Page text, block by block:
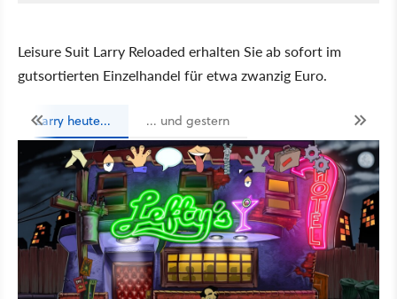
Leisure Suit Larry Reloaded erhalten Sie ab sofort im
gutsortierten Einzelhandel für etwa zwanzig Euro.
Larry heute... ... und gestern